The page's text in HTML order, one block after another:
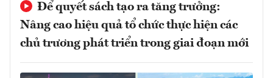
Để quyết sách tạo ra tăng trưởng:
Nâng cao hiệu quả tổ chức thực hiện các
chủ trương phát triển trong giai đoạn mới